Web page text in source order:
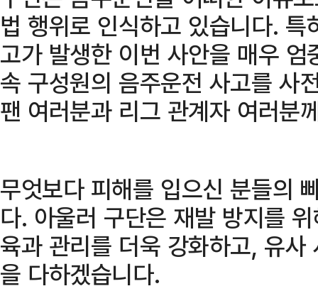
법 행위로 인식하고 있습니다.
고가 발생한 이번 사안을 매우
속 구성원의 음주운전 사고를 사
팬 여러분과 리그 관계자 여러분
무엇보다 피해를 입으신 분들의
다. 아울러 구단은 재발 방지를
육과 관리를 더욱 강화하고, 유
을 다하겠습니다.